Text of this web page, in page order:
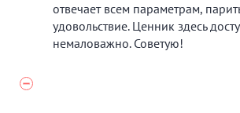
отвечает всем параметрам,
удовольствие. Ценник здесь
немаловажно. Советую!